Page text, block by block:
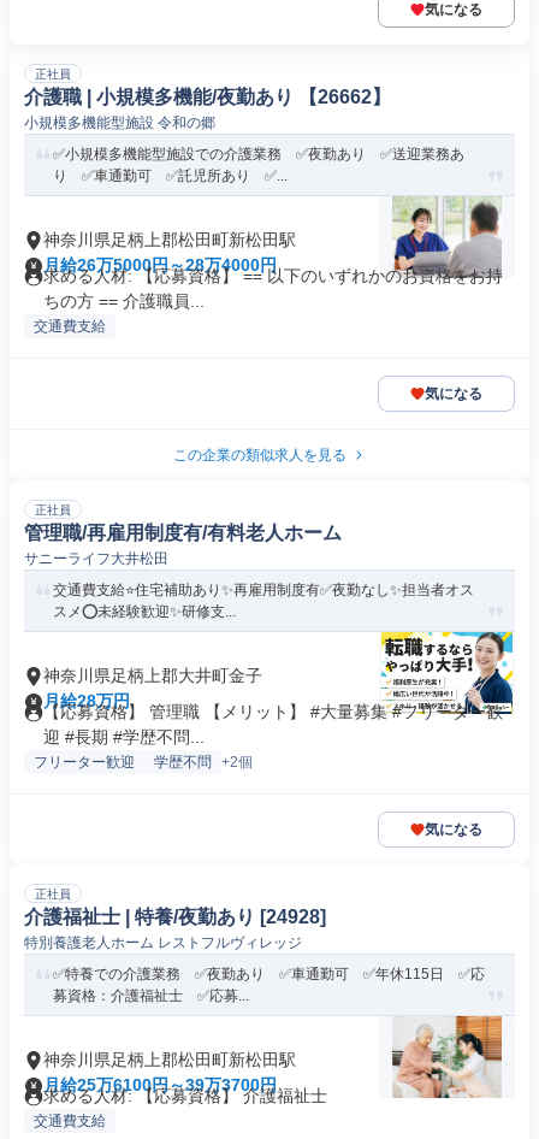
気になる
正社員
介護職 | 小規模多機能/夜勤あり 【26662】
小規模多機能型施設 令和の郷
✅小規模多機能型施設での介護業務 ✅夜勤あり ✅送迎業務あ
り ✅車通勤可 ✅託児所あり ✅...
神奈川県足柄上郡松田町新松田駅
月給26万5000円～28万4000円
求める人材: 【応募資格】 == 以下のいずれかのお資格をお持
ちの方 == 介護職員...
交通費支給
気になる
この企業の類似求人を見る
正社員
管理職/再雇用制度有/有料老人ホーム
サニーライフ大井松田
交通費支給⭐️住宅補助あり✨再雇用制度有✅️夜勤なし✨担当者オス
スメ⭕️未経験歓迎✨研修支...
神奈川県足柄上郡大井町金子
月給28万円
【応募資格】 管理職 【メリット】 #大量募集 #フリーター歓
迎 #長期 #学歴不問...
フリーター歓迎 学歴不問 +2個
気になる
正社員
介護福祉士 | 特養/夜勤あり [24928]
特別養護老人ホーム レストフルヴィレッジ
✅特養での介護業務 ✅夜勤あり ✅車通勤可 ✅年休115日 ✅応
募資格：介護福祉士 ✅応募...
神奈川県足柄上郡松田町新松田駅
月給25万6100円～39万3700円
求める人材: 【応募資格】 介護福祉士
交通費支給